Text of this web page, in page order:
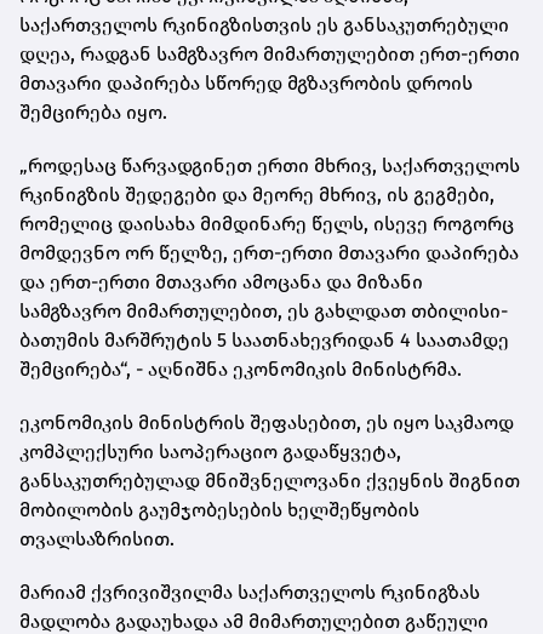
საქართველოს რკინიგზისთვის ეს განსაკუთრებული
დღეა, რადგან სამგზავრო მიმართულებით ერთ-ერთი
მთავარი დაპირება სწორედ მგზავრობის დროის
შემცირება იყო.
„როდესაც წარვადგინეთ ერთი მხრივ, საქართველოს
რკინიგზის შედეგები და მეორე მხრივ, ის გეგმები,
რომელიც დაისახა მიმდინარე წელს, ისევე როგორც
მომდევნო ორ წელზე, ერთ-ერთი მთავარი დაპირება
და ერთ-ერთი მთავარი ამოცანა და მიზანი
სამგზავრო მიმართულებით, ეს გახლდათ თბილისი-
ბათუმის მარშრუტის 5 საათნახევრიდან 4 საათამდე
შემცირება“, - აღნიშნა ეკონომიკის მინისტრმა.
ეკონომიკის მინისტრის შეფასებით, ეს იყო საკმაოდ
კომპლექსური საოპერაციო გადაწყვეტა,
განსაკუთრებულად მნიშვნელოვანი ქვეყნის შიგნით
მობილობის გაუმჯობესების ხელშეწყობის
თვალსაზრისით.
მარიამ ქვრივიშვილმა საქართველოს რკინიგზას
მადლობა გადაუხადა ამ მიმართულებით გაწეული